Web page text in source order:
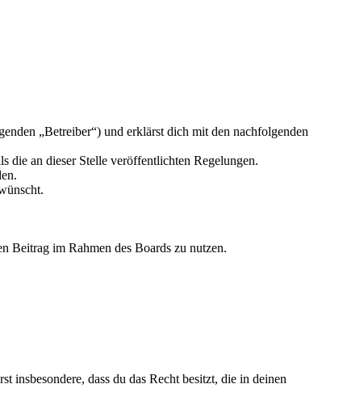
„Betreiber“) und erklärst dich mit den nachfolgenden
die an dieser Stelle veröffentlichten Regelungen.
Beitrag im Rahmen des Boards zu nutzen.
insbesondere, dass du das Recht besitzt, die in deinen